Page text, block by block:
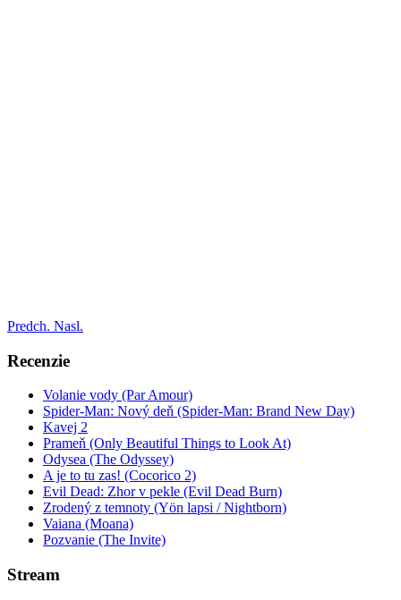
Predch. Nasl.
Recenzie
Volanie vody (Par Amour)
Spider-Man: Nový deň (Spider-Man: Brand New Day)
Kavej 2
Prameň (Only Beautiful Things to Look At)
Odysea (The Odyssey)
A je to tu zas! (Cocorico 2)
Evil Dead: Zhor v pekle (Evil Dead Burn)
Zrodený z temnoty (Yön lapsi / Nightborn)
Vaiana (Moana)
Pozvanie (The Invite)
Stream